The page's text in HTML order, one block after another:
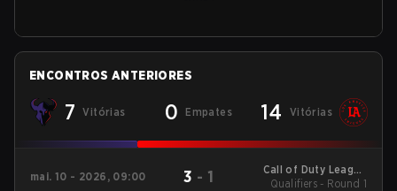
ENCONTROS ANTERIORES
7 Vitórias 0 Empates 14 Vitórias
mai. 10 - 2026, 09:00 3 - 1
Call of Duty League
Stage 3 Major
Qualifiers - Round 1